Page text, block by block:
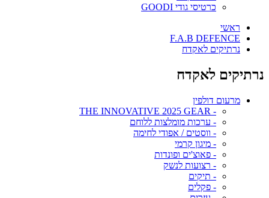
כרטיסי גודי GOODI
ראשי
F.A.B DEFENCE
נרתיקים לאקדח
נרתיקים לאקדח
מרעום דולפין
- THE INNOVATIVE 2025 GEAR
- ערכות מומלצות ללוחם
- ווסטים / אפודי לחימה
- מיגון קרמי
- פאוצ'ים ופונדות
- רצועות לנשק
- תיקים
- פקלים